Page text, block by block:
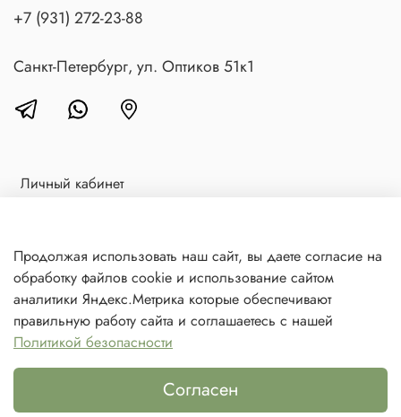
Личный кабинет
Блог
Контакты
Политика в отношении обработки персональных данных
+7 (931) 272-23-88
Санкт-Петербург, ул. Оптиков 51к1
Продолжая использовать наш сайт, вы даете согласие на
обработку файлов cookie и использование сайтом
аналитики Яндекс.Метрика которые обеспечивают
правильную работу сайта и соглашаетесь с нашей
Политикой безопасности
Согласен